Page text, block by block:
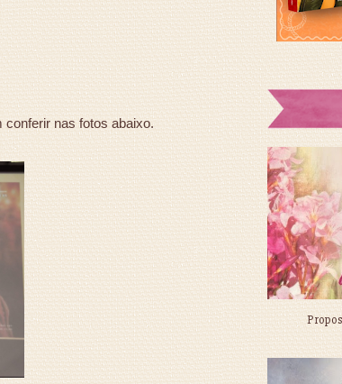
conferir nas fotos abaixo.